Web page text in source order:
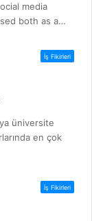
media
both as a…
İş Fikirleri
üniversite
en çok
İş Fikirleri